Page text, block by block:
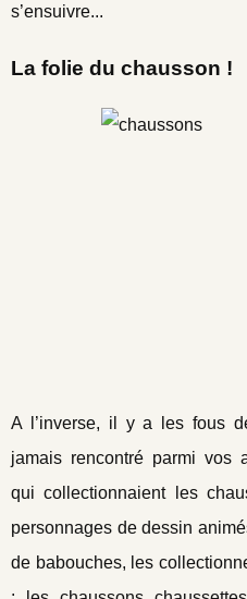
s’ensuivre...
La folie du chausson !
A l’inverse, il y a les fous
jamais rencontré parmi vos
qui collectionnaient les
personnages de dessin
de babouches, les